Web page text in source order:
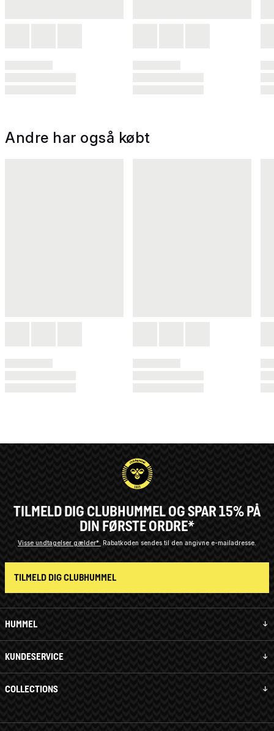
Andre har også købt
HUMMEL
KUNDESERVICE
COLLECTIONS
TILMELD DIG CLUBHUMMEL OG SPAR 15% PÅ
DIN FØRSTE ORDRE*
Visse undtagelser gælder* Rabatkoden sendes til den angivne e-mailadresse.
TILMELD DIG CLUBHUMMEL